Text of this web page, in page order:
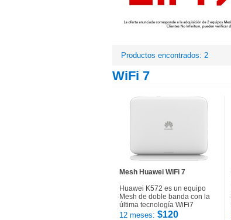
Productos encontrados: 2
WiFi 7
Mesh Huawei WiFi 7
Huawei K572 es un equipo
Mesh de doble banda con la
última tecnología WiFi7
12 meses: $120